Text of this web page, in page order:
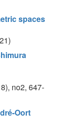
spaces
no2, 647-
Oort